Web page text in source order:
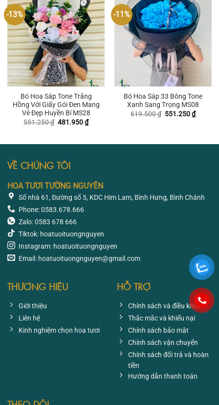
-13%
Bó Hoa Sáp Tone Trắng
Hồng Với Giấy Gói Đen Mang
Vẻ Đẹp Huyền Bí MS28
551.250₫ Giá
481.950₫Giá
hiện
-11%
Bó Hoa Sáp 33 Bông Tone
Xanh Sang Trọng MS08
619.500₫ Giá
551.250₫Giá
hiện
VỀ CHÚNG TÔI
HOA TƯƠI TƯỜNG NGUYÊN
Số nhà 61, Đường số 5, KDC Him Lam, Bình Hưng, Bình Chánh
Phone: 0583.678.666
Zalo: 0583 678 666
Tiktok: hoatuoituongnguyen
Instagram: hoatuoituongnguyen
Email: hoatuoituongnguyen@gmail.com
THƯƠNG HIỆU
Giới thiệu
Liên hệ
Kinh nghiệm chọn hoa tươi
HỖ TRỢ
Chính sách và điều khoản
Thắc mắc và khiếu nại
Chính sách bảo mật
Chính sách vận chuyển
Chính sách đổi trả và hoàn
tiền
Hướng dẫn thanh toán